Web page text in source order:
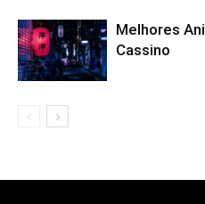
Melhores
Cassino